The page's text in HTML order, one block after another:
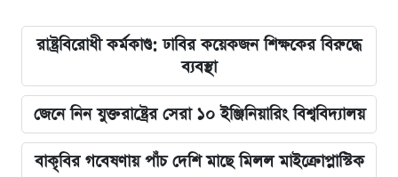
রাষ্ট্রবিরোধী কর্মকাণ্ড: ঢাবির কয়েকজন শিক্ষকের বিরুদ্ধে
ব্যবস্থা
জেনে নিন যুক্তরাষ্ট্রের সেরা ১০ ইঞ্জিনিয়ারিং বিশ্ববিদ্যালয়
বাকৃবির গবেষণায় পাঁচ দেশি মাছে মিলল মাইক্রোপ্লাস্টিক